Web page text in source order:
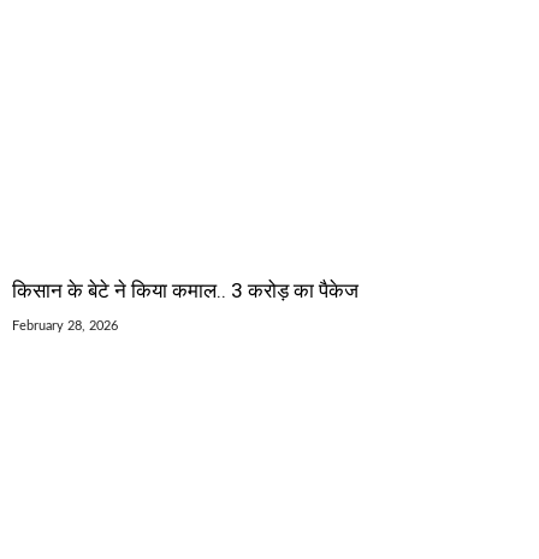
किसान के बेटे ने किया कमाल.. 3 करोड़ का पैकेज
February 28, 2026